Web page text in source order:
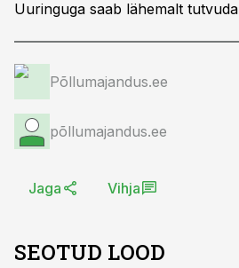
Uuringuga saab lähemalt tutvuda
Põllumajandus.ee
põllumajandus.ee
Jaga Vihja
SEOTUD LOOD